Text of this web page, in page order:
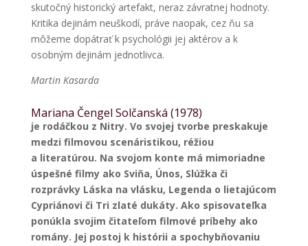
skutočný historický artefakt, neraz závratnej hodnoty.
Kritika dejinám neuškodí, práve naopak, cez ňu sa
môžeme dopátrať k psychológii jej aktérov a k
osobným dejinám jednotlivca.
Martin Kasarda
Mariana Čengel Solčanská (1978)
je rodáčkou z Nitry. Vo svojej tvorbe preskakuje
medzi filmovou scenáristikou, réžiou
a literatúrou. Na svojom konte má mimoriadne
úspešné filmy ako Sviňa, Únos, Slúžka či
rozprávky Láska na vlásku, Legenda o lietajúcom
Cypriánovi či Tri zlaté dukáty. Ako spisovateľka
ponúkla svojim čitateľom filmové príbehy ako
romány. Jej postoj k histórii a spochybňovaniu